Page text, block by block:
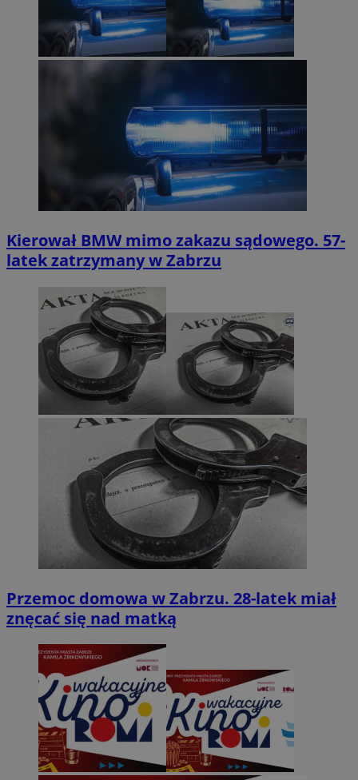
Kierował BMW mimo zakazu sądowego. 57-
latek zatrzymany w Zabrzu
Przemoc domowa w Zabrzu. 28-latek miał
znęcać się nad matką